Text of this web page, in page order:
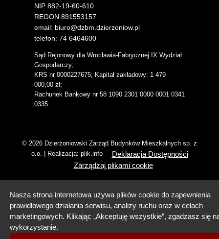
NIP 882-19-60-610
REGON 891553157
email: biuro@dzbm.dzierzoniow.pl
telefon: 74 6464600
Sąd Rejonowy dla Wrocławia-Fabrycznej IX Wydział
Gospodarczy;
KRS nr 0000227675; Kapitał zakładowy: 1 479
000,00 zł;
Rachunek Bankowy nr 58 1090 2301 0000 0001 0341
0335
© 2026 Dzierżoniowski Zarząd Budynków Mieszkalnych sp. z
o.o. | Realizacja: plik.info
Deklaracja Dostępności
Zarządzaj plikami cookie
Nasza strona internetowa używa plików cookie do zapewnienia
prawidłowego działania serwisu, analizy ruchu oraz w celach
marketingowych. Klikając „Akceptuję wszystkie”, zgadzasz się
wykorzystanie.